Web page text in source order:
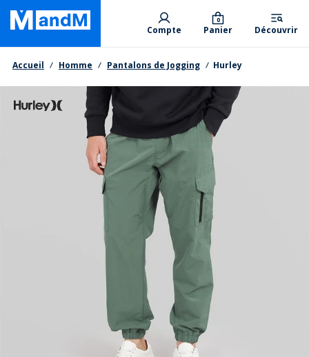
Skip
main
content
Primary departments
Compte Panier
0
Découvrir
Fil d'Ariane
Accueil Homme Pantalons de Jogging Hurley